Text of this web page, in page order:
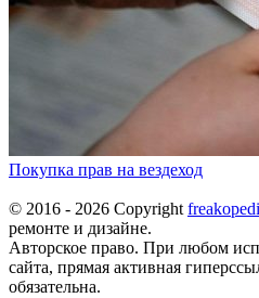
Покупка прав на вездеход
© 2016 - 2026 Copyright
ремонте и дизайне.
Авторское право. При любом
сайта, прямая активная
обязательна.